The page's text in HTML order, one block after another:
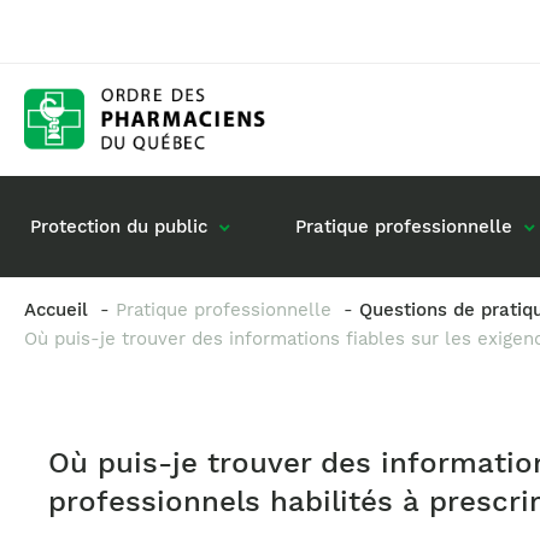
Protection du public
Rôle du
Pratique professionnelle
Gestion de mon dossier
Commande de matériel
Accueil Pratique professionnelle
Questions de
Où puis-je trouver des informations fiables sur les
Où puis-je trouver des
professionnels habilités à